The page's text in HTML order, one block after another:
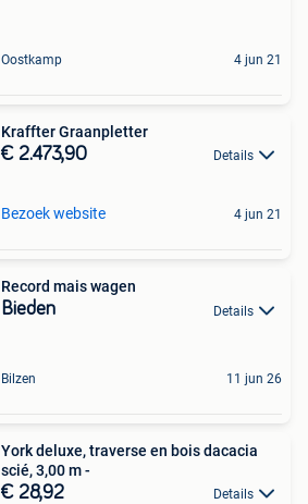
Oostkamp 4 jun 21
Kraffter Graanpletter
€ 2.473,90 Details
Bezoek website 4 jun 21
Record mais wagen
Bieden Details
Bilzen 11 jun 26
York deluxe, traverse en bois dacacia
scié, 3,00 m -
€ 28,92 Details